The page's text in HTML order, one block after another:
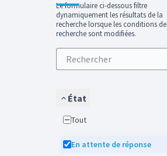
Le formulaire ci-dessous filtre
dynamiquement les résultats de la
recherche lorsque les conditions de
recherche sont modifiées.
État
Tout
En attente de réponse